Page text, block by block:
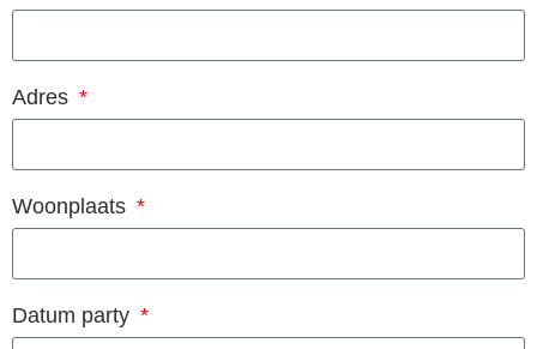
Adres
Woonplaats
Datum party